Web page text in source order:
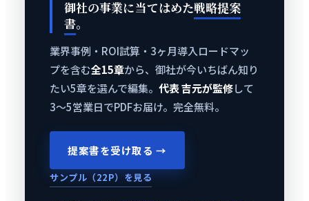
御社の事業に当てはめた戦略提案
書。
業界事例・ROI試算・3ヶ月導入ロードマッ
プを含む全15章から、御社が今いちばん知り
たい5章を選んで編集。 代表 吉元が監修して
3〜5営業日でPDFお届け。完全無料。
提案書を受け取る →
サンプル（22P）を見る